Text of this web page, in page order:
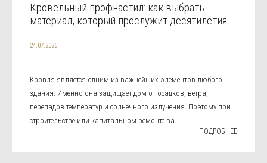
Кровельный профнастил: как выбрать
материал, который прослужит десятилетия
24.07.2026
Кровля является одним из важнейших элементов любого
здания. Именно она защищает дом от осадков, ветра,
перепадов температур и солнечного излучения. Поэтому при
строительстве или капитальном ремонте ва...
ПОДРОБНЕЕ